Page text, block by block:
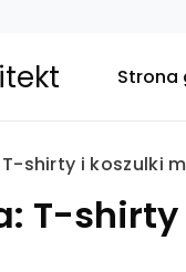
Strona
T-shirty i koszulki
T-shirty